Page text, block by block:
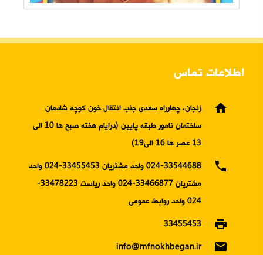
اطلاعات تماس
home
زنجان، چهارراه سعدی جنب انتقال خون کوچه شادمان
ساختمان نامور طبقه پایین (درایام هفته صبح ها 10 الی
13 عصر ها 16 الی19)
phone
024-33544688 واحد مشتریان 33455453-024 واحد
مشتریان 33466877-024 واحد ریاست 33478223-
024 واحد روابط عمومی
print
33455453
email
info@mfnokhbegan.ir